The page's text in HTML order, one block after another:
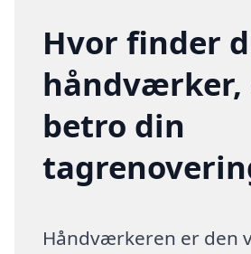
Hvor finder
håndværker,
betro din
Håndværkeren er den